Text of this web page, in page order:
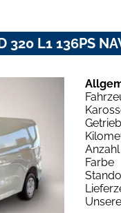
L1 136PS
Farbe